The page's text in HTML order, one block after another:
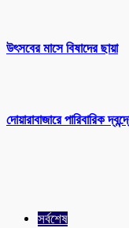
উৎসবের মাসে বিষাদের ছায়া
দোয়ারাবাজারে পারিবারিক
সর্বশেষ